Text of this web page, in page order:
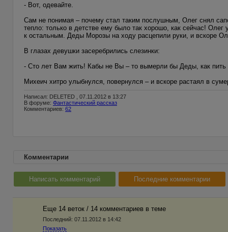
- Вот, одевайте.
Сам не понимая – почему стал таким послушным, Олег снял
тепло: только в детстве ему было так хорошо, как сейчас!
к остальным. Деды Морозы на ходу расцепили руки, и вскоре
В глазах девушки засеребрились слезинки:
- Сто лет Вам жить! Кабы не Вы – то вымерли бы Деды, как пить
Михеич хитро улыбнулся, повернулся – и вскоре растаял в
Написал: DELETED , 07.11.2012 в 13:27
В форуме: Фантастический рассказ
Комментариев: 62
Комментарии
Написать комментарий Последние комментарии
Еще 14 веток / 14 комментариев в темe
Последний: 07.11.2012 в 14:42
Показать